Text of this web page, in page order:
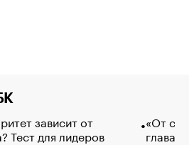
зависит от
Тест для лидеров
«От
глава